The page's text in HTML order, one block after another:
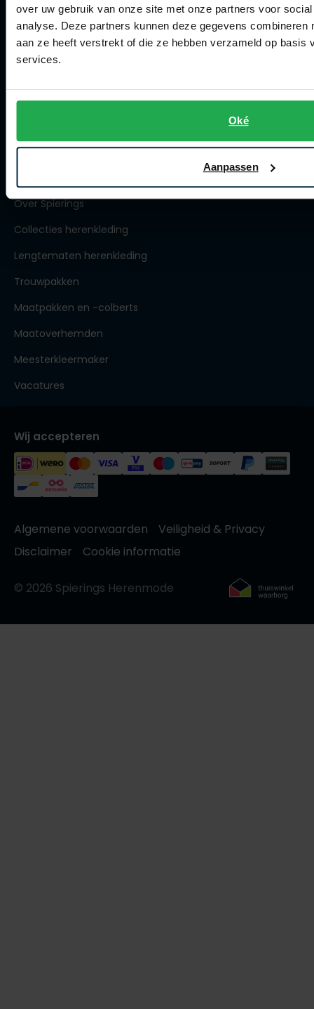
over uw gebruik van onze site met onze partners voor
analyse. Deze partners kunnen deze gegevens combineren
aan ze heeft verstrekt of die ze hebben verzameld op basis
services.
Oké
Aanpassen
Winkel
Winkel
Over Spierings
Collecties herenkleding
Lengtematen herenkleding
Trouwpakken
Maatpakken en -colberts
Maatoverhemden
Meesterkleermaker
Vacatures
Wij accepteren
Algemene voorwaarden
Veiligheid & Privacy
Disclaimer
Cookie informatie
© 2026 Spierings Herenmode